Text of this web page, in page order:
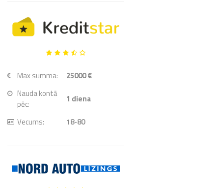
Max summa:
25000 €
Nauda kontā
pēc:
1 diena
Vecums: 18-80